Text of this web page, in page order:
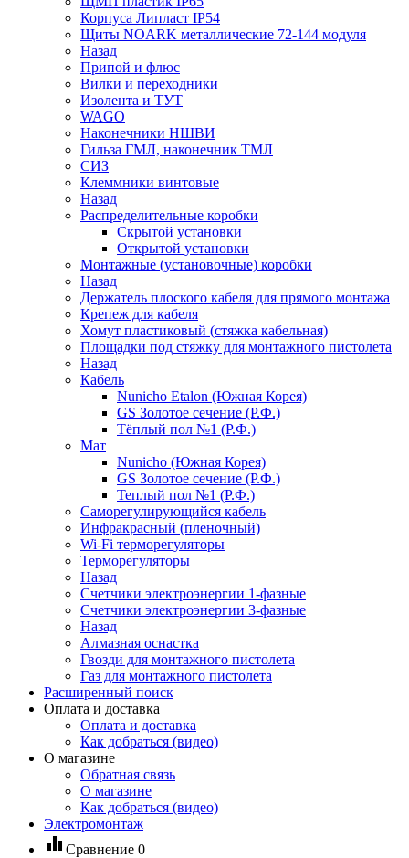
Корпуса Липласт IP54
Щиты NOARK металлические 72-144 модуля
Назад
Припой и флюс
Вилки и переходники
Изолента и ТУТ
WAGO
Наконечники НШВИ
Гильза ГМЛ, наконечник ТМЛ
СИЗ
Клеммники винтовые
Назад
Распределительные коробки
Скрытой установки
Открытой установки
Монтажные (установочные) коробки
Назад
Держатель плоского кабеля для прямого монтажа
Крепеж для кабеля
Хомут пластиковый (стяжка кабельная)
Площадки под стяжку для монтажного пистолета
Назад
Кабель
Nunicho Etalon (Южная Корея)
GS Золотое сечение (Р.Ф.)
Тёплый пол №1 (Р.Ф.)
Мат
Nunicho (Южная Корея)
GS Золотое сечение (Р.Ф.)
Теплый пол №1 (Р.Ф.)
Саморегулирующийся кабель
Инфракрасный (пленочный)
Wi-Fi терморегуляторы
Терморегуляторы
Назад
Счетчики электроэнергии 1-фазные
Счетчики электроэнергии 3-фазные
Назад
Алмазная оснастка
Гвозди для монтажного пистолета
Газ для монтажного пистолета
Расширенный поиск
Оплата и доставка
Оплата и доставка
Как добраться (видео)
О магазине
Обратная связь
О магазине
Как добраться (видео)
Электромонтаж
equalizer Сравнение 0